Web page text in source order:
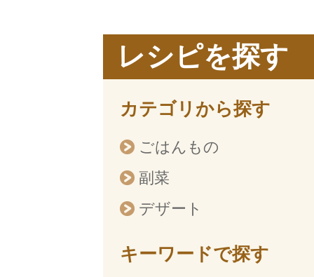
レシピを探す
カテゴリから探す
ごはんもの
副菜
デザート
キーワードで探す